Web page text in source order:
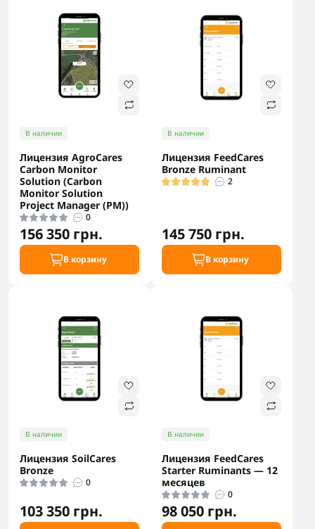
В наличии
Лицензия AgroCares
Carbon Monitor
Solution (Carbon
Monitor Solution
Project Manager (PM))
0
156 350 грн.
В корзину
В наличии
Лицензия FeedCares
Bronze Ruminant
2
145 750 грн.
В корзину
В наличии
Лицензия SoilCares
Bronze
0
103 350 грн.
В наличии
Лицензия FeedCares
Starter Ruminants — 12
месяцев
0
98 050 грн.